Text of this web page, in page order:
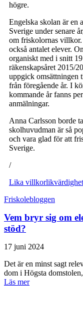
högre.
Engelska skolan är en
Sverige under senare
om friskolornas villkor.
också antalet elever.
organiskt med i snitt
räkenskapsåret 2015/
uppgick omsättningen
från föregående år. I
kommande år fanns
anmälningar.
Anna Carlsson borde
skolhuvudman är så
och vara glad för att
Sverige.
/
Lika villkorlikvärdighet
Friskolebloggen
Vem bryr sig om
stöd?
17 juni 2024
Det är en minst sagt
dom i Högsta
Läs mer